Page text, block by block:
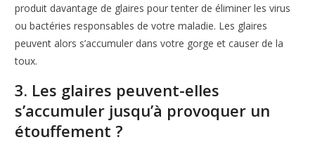
produit davantage de glaires pour tenter de éliminer les virus
ou bactéries responsables de votre maladie. Les glaires
peuvent alors s’accumuler dans votre gorge et causer de la
toux.
3. Les glaires peuvent-elles
s’accumuler jusqu’à provoquer un
étouffement ?